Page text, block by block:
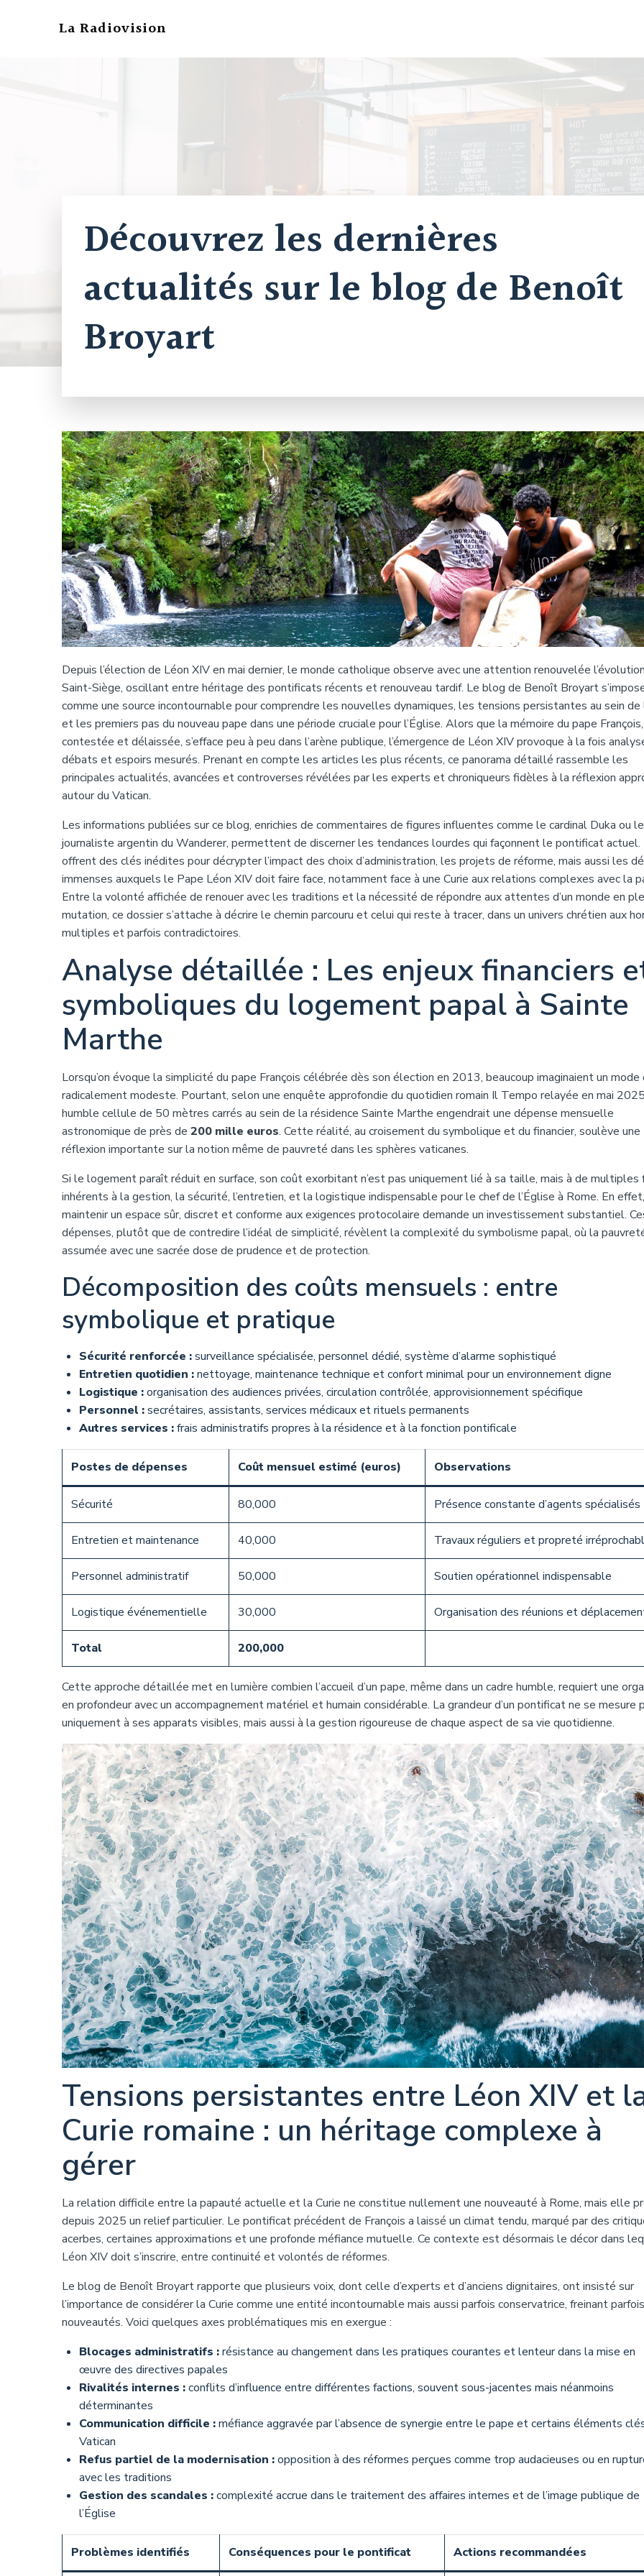
La Radiovision
Découvrez les dernières
actualités sur le blog de Benoît
Broyart
Depuis l’élection de Léon XIV en mai dernier, le monde catholique observe avec une attention renouvelée
Saint-Siège, oscillant entre héritage des pontificats récents et renouveau tardif. Le blog de Benoît Broyart
comme une source incontournable pour comprendre les nouvelles dynamiques, les tensions persistantes au sein de
et les premiers pas du nouveau pape dans une période cruciale pour l’Église. Alors que la mémoire du pape François,
contestée et délaissée, s’efface peu à peu dans l’arène publique, l’émergence de Léon XIV provoque à la fois
débats et espoirs mesurés. Prenant en compte les articles les plus récents, ce panorama détaillé rassemble les
principales actualités, avancées et controverses révélées par les experts et chroniqueurs fidèles à la réflexion
autour du Vatican.
Les informations publiées sur ce blog, enrichies de commentaires de figures influentes comme le cardinal Duka ou le
journaliste argentin du Wanderer, permettent de discerner les tendances lourdes qui façonnent le pontificat
offrent des clés inédites pour décrypter l’impact des choix d’administration, les projets de réforme, mais aussi les
immenses auxquels le Pape Léon XIV doit faire face, notamment face à une Curie aux relations complexes avec la
Entre la volonté affichée de renouer avec les traditions et la nécessité de répondre aux attentes d’un monde en
mutation, ce dossier s’attache à décrire le chemin parcouru et celui qui reste à tracer, dans un univers chrétien aux
multiples et parfois contradictoires.
Analyse détaillée : Les enjeux financiers
symboliques du logement papal à Sainte
Marthe
Lorsqu’on évoque la simplicité du pape François célébrée dès son élection en 2013, beaucoup imaginaient un mode
radicalement modeste. Pourtant, selon une enquête approfondie du quotidien romain Il Tempo relayée en mai
humble cellule de 50 mètres carrés au sein de la résidence Sainte Marthe engendrait une dépense mensuelle
astronomique de près de 200 mille euros. Cette réalité, au croisement du symbolique et du financier, soulève une
réflexion importante sur la notion même de pauvreté dans les sphères vaticanes.
Si le logement paraît réduit en surface, son coût exorbitant n’est pas uniquement lié à sa taille, mais à de multiples
inhérents à la gestion, la sécurité, l’entretien, et la logistique indispensable pour le chef de l’Église à Rome. En effet,
maintenir un espace sûr, discret et conforme aux exigences protocolaire demande un investissement substantiel.
dépenses, plutôt que de contredire l’idéal de simplicité, révèlent la complexité du symbolisme papal, où la
assumée avec une sacrée dose de prudence et de protection.
Décomposition des coûts mensuels : entre
symbolique et pratique
Sécurité renforcée :surveillance spécialisée, personnel dédié, système d’alarme sophistiqué
Entretien quotidien :nettoyage, maintenance technique et confort minimal pour un environnement digne
Logistique :organisation des audiences privées, circulation contrôlée, approvisionnement spécifique
Personnel :secrétaires, assistants, services médicaux et rituels permanents
Autres services :frais administratifs propres à la résidence et à la fonction pontificale
Postes de dépenses Coût mensuel estimé (euros) Observations
Sécurité 80,000 Présence constante d’agents spécialisés
Entretien et maintenance 40,000 Travaux réguliers et propreté
Personnel administratif 50,000 Soutien opérationnel indispensable
Logistique événementielle 30,000 Organisation des réunions et
Total 200,000
Cette approche détaillée met en lumière combien l’accueil d’un pape, même dans un cadre humble, requiert une
en profondeur avec un accompagnement matériel et humain considérable. La grandeur d’un pontificat ne se mesure
uniquement à ses apparats visibles, mais aussi à la gestion rigoureuse de chaque aspect de sa vie quotidienne.
Tensions persistantes entre Léon XIV et
Curie romaine : un héritage complexe à
gérer
La relation difficile entre la papauté actuelle et la Curie ne constitue nullement une nouveauté à Rome, mais elle
depuis 2025 un relief particulier. Le pontificat précédent de François a laissé un climat tendu, marqué par des
acerbes, certaines approximations et une profonde méfiance mutuelle. Ce contexte est désormais le décor dans
Léon XIV doit s’inscrire, entre continuité et volontés de réformes.
Le blog de Benoît Broyart rapporte que plusieurs voix, dont celle d’experts et d’anciens dignitaires, ont insisté sur
l’importance de considérer la Curie comme une entité incontournable mais aussi parfois conservatrice, freinant
nouveautés. Voici quelques axes problématiques mis en exergue :
Blocages administratifs :résistance au changement dans les pratiques courantes et lenteur dans la mise en
œuvre des directives papales
Rivalités internes :conflits d’influence entre différentes factions, souvent sous-jacentes mais néanmoins
déterminantes
Communication difficile :méfiance aggravée par l’absence de synergie entre le pape et certains éléments
Vatican
Refus partiel de la modernisation :opposition à des réformes perçues comme trop audacieuses ou en
avec les traditions
Gestion des scandales :complexité accrue dans le traitement des affaires internes et de l’image publique de
l’Église
Problèmes identifiés Conséquences pour le pontificat Actions recommandées